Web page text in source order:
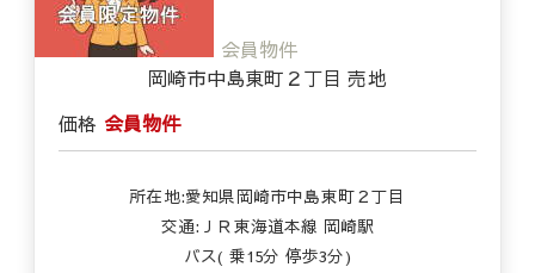
会員物件
岡崎市中島東町２丁目 売地
価格 会員物件
所在地:愛知県岡崎市中島東町２丁目
交通:ＪＲ東海道本線 岡崎駅
バス( 乗15分 停歩3分)